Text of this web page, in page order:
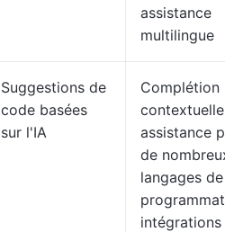
assistance
multilingue
Suggestions de
code basées
sur l'IA
Complétion
contextuelle,
assistance
de nombreux
langages de
intégrations